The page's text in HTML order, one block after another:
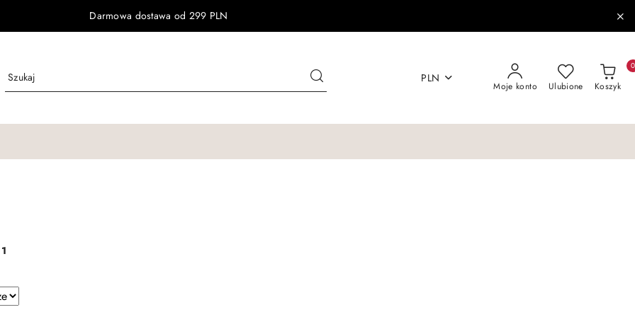
Darmowa dostawa od 299 PLN
PLN
Moje konto Ulubione Koszyk
0
1